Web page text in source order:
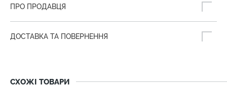
ПРО ПРОДАВЦЯ
ДОСТАВКА ТА ПОВЕРНЕННЯ
СХОЖІ ТОВАРИ